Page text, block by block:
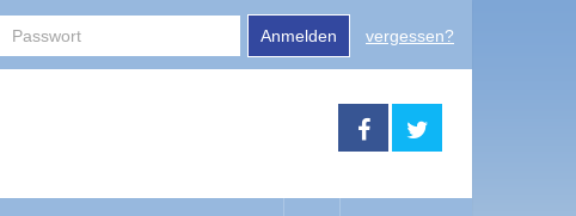
Anmelden vergessen?